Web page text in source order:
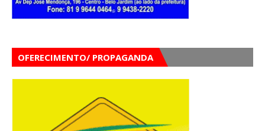
OFERECIMENTO/ PROPAGANDA